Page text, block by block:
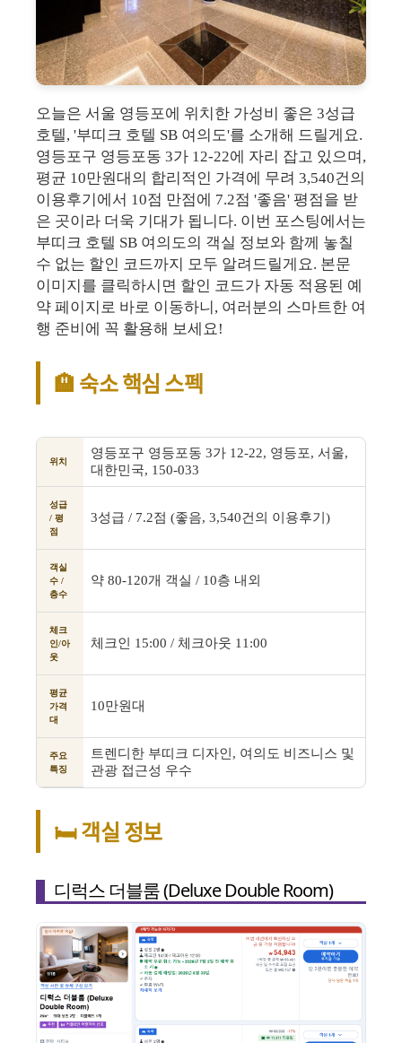
오늘은 서울 영등포에 위치한 가성비 좋은 3성급
호텔, '부띠크 호텔 SB 여의도'를 소개해 드릴게요.
영등포구 영등포동 3가 12-22에 자리 잡고 있으며,
평균 10만원대의 합리적인 가격에 무려 3,540건의
이용후기에서 10점 만점에 7.2점 '좋음' 평점을 받
은 곳이라 더욱 기대가 됩니다. 이번 포스팅에서는
부띠크 호텔 SB 여의도의 객실 정보와 함께 놓칠
수 없는 할인 코드까지 모두 알려드릴게요. 본문
이미지를 클릭하시면 할인 코드가 자동 적용된 예
약 페이지로 바로 이동하니, 여러분의 스마트한 여
행 준비에 꼭 활용해 보세요!
🏨 숙소 핵심 스펙
위치
영등포구 영등포동 3가 12-22, 영등포, 서울,
대한민국, 150-033
성급
/ 평
점
3성급 / 7.2점 (좋음, 3,540건의 이용후기)
객실
수 /
층수
약 80-120개 객실 / 10층 내외
체크
인/아
웃
체크인 15:00 / 체크아웃 11:00
평균
가격
대
10만원대
주요
특징
트렌디한 부띠크 디자인, 여의도 비즈니스 및
관광 접근성 우수
🛏️ 객실 정보
디럭스 더블룸 (Deluxe Double Room)